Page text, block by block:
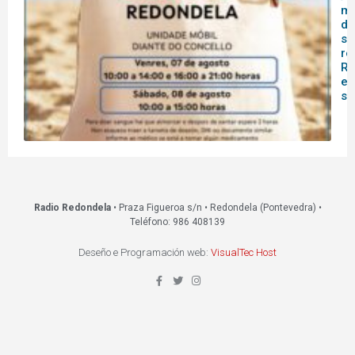
Radio Redondela• Praza Figueroa s/n • Redondela (Pontevedra) •
Teléfono: 986 408139
Deseño e Programación web: VisualTec Host